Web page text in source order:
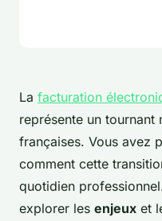
La facturation
représente un tournant
françaises. Vous avez
comment cette
quotidien
explorer les enjeux et